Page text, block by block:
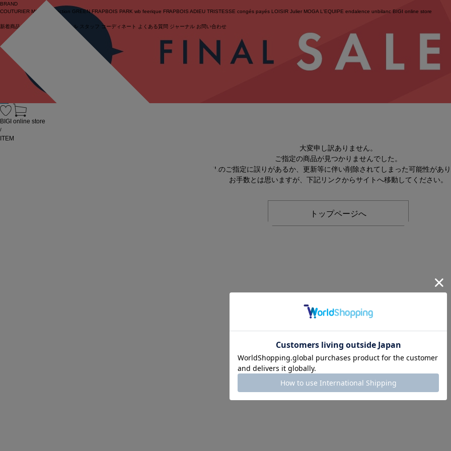
BRAND
COUTURIER MOGA Collection GREEN FRAPBOIS PARK wb feerique FRAPBOIS ADIEU TRISTESSE congés payés LOISIR Julier MOGA L'EQUIPE endalence unbilanc BIGI online store
新着商品 (ライブ) セール スタッフ コーディネート よくある質問 ジャーナル お問い合わせ
BIGI online store
/
ITEM
大変申し訳ありません。
ご指定の商品が見つかりませんでした。
URLのご指定に誤りがあるか、更新等に伴い削除されてしまった可能性があ
お手数とは思いますが、下記リンクからサイトへ移動してください。
トップページへ